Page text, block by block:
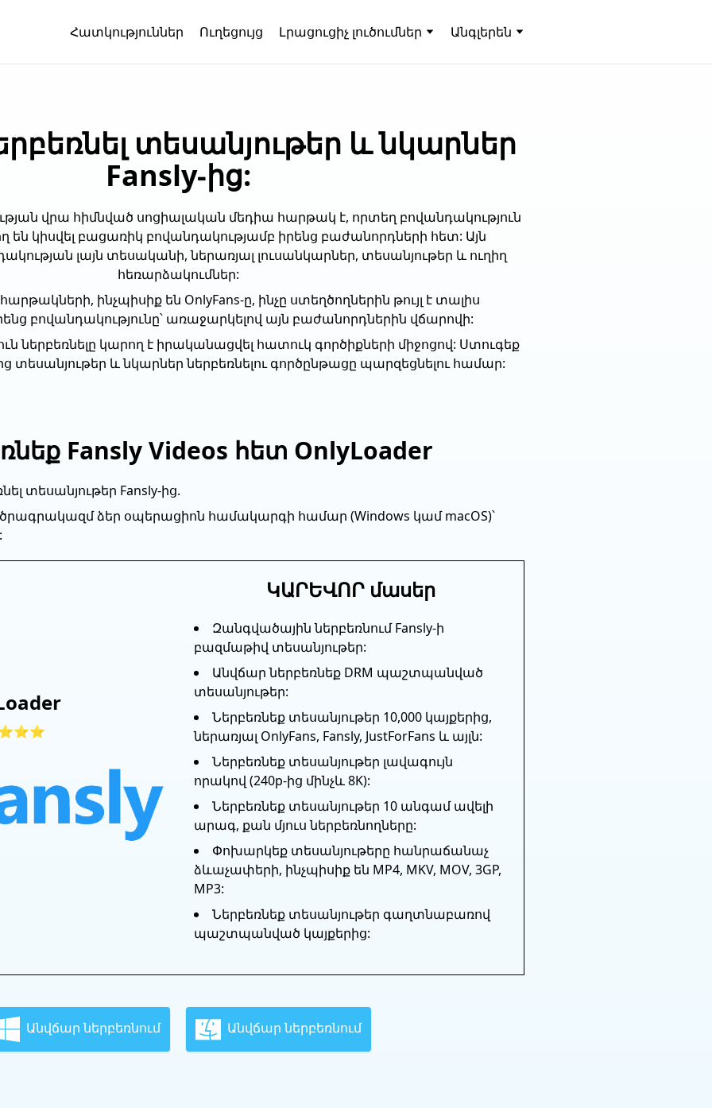
Հատկություններ Ուղեցույց Լրացուցիչ լուծումներ Անգլերեն
տեսանյութեր և նկարներ
Fansly-ից:
վրա հիմնված սոցիալական մեդիա հարթակ է, որտեղ բովանդակություն
են կիսվել բացառիկ բովանդակությամբ իրենց բաժանորդների հետ: Այն
լայն տեսականի, ներառյալ լուսանկարներ, տեսանյութեր և ուղիղ
հեռարձակումներ:
հարթակների, ինչպիսիք են OnlyFans-ը, ինչը ստեղծողներին թույլ է տալիս
բովանդակությունը՝ առաջարկելով այն բաժանորդներին վճարովի:
ներբեռնելը կարող է իրականացվել հատուկ գործիքների միջոցով: Ստուգեք
ից տեսանյութեր և նկարներ ներբեռնելու գործընթացը պարզեցնելու համար:
Fansly Videos հետ OnlyLoader
տեսանյութեր Fansly-ից.
ծրագրակազմ ձեր օպերացիոն համակարգի համար (Windows կամ macOS)՝
ԿԱՐԵՎՈՐ մասեր
Զանգվածային ներբեռնում Fansly-ի
բազմաթիվ տեսանյութեր:
Անվճար ներբեռնեք DRM պաշտպանված
տեսանյութեր:
Ներբեռնեք տեսանյութեր 10,000 կայքերից,
ներառյալ OnlyFans, Fansly, JustForFans և այլն:
Ներբեռնեք տեսանյութեր լավագույն
որակով (240p-ից մինչև 8K):
Ներբեռնեք տեսանյութեր 10 անգամ ավելի
արագ, քան մյուս ներբեռնողները:
Փոխարկեք տեսանյութերը հանրաճանաչ
ձևաչափերի, ինչպիսիք են MP4, MKV, MOV, 3GP,
MP3:
Ներբեռնեք տեսանյութեր գաղտնաբառով
պաշտպանված կայքերից:
Անվճար ներբեռնում Անվճար ներբեռնում